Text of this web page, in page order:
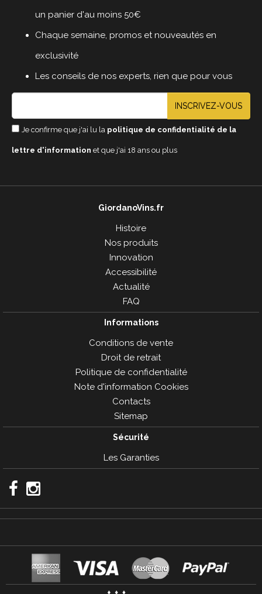
un panier d'au moins 50€
Chaque semaine, promos et nouveautés en
exclusivité
Les conseils de nos experts, rien que pour vous
INSCRIVEZ-VOUS
Je confirme que j'ai lu la politique de confidentialité de la
lettre d'information et que j'ai 18 ans ou plus
GiordanoVins.fr
Histoire
Nos produits
Innovation
Accessibilité
Actualité
FAQ
Informations
Conditions de vente
Droit de retrait
Politique de confidentialité
Note d'information Cookies
Contacts
Sitemap
Sécurité
Les Garanties